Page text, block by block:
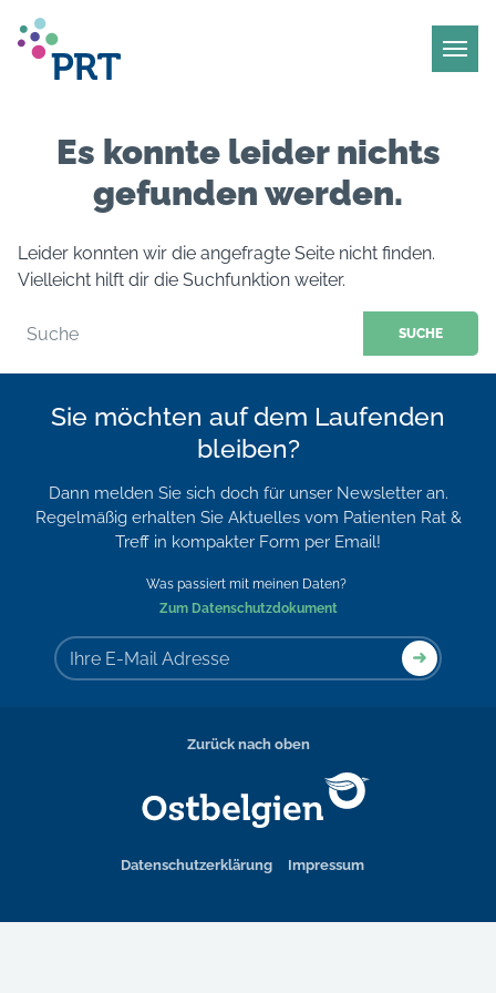
Es konnte leider nichts
gefunden werden.
Leider konnten wir die angefragte Seite nicht finden.
Vielleicht hilft dir die Suchfunktion weiter.
Sie möchten auf dem Laufenden
bleiben?
Dann melden Sie sich doch für unser Newsletter an.
Regelmäßig erhalten Sie Aktuelles vom Patienten Rat &
Treff in kompakter Form per Email!
Was passiert mit meinen Daten?
Zum Datenschutzdokument
Datenschutzerklärung Impressum
Zurück nach oben